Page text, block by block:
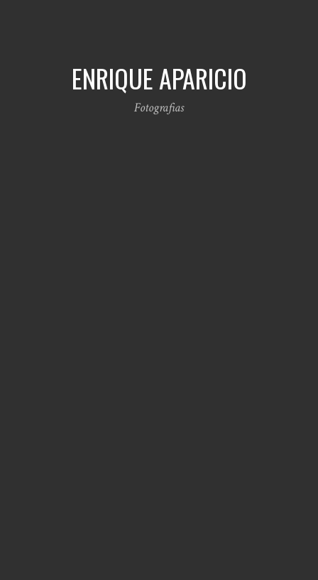
ENRIQUE APARICIO
Fotografias